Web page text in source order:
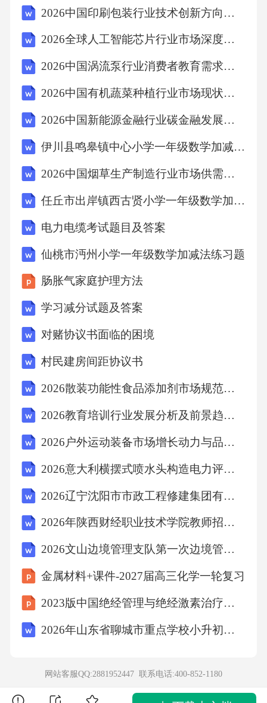
及生命支持设备手动操作，确保无缝衔接供
电。突发停电应急测试模拟持械人员闯入门
组实施患者隐蔽引导（锁闭诊室、关闭灯
光），强化多角色协同处置能力。防暴恐实战
对抗实战模拟演练01020304逃生避险技能训练
高层疏散逃生针对住院楼高层病房，训练消防
梯间使用及担架患者垂直转移技巧（软担架滑
降），避免踩踏和烟气中毒。地震避险动作固
化通过反复练习“伏地、遮挡、手抓牢”标准动
作，结合病床下躲避、仪器固定（轮刹锁定）
及术后患者保护（枕头护头），形成肌肉记
忆。危化品泄漏避险演练乙醇、甲醛泄漏时的
紧急撤离路线（逆风向上风向转移）、简易防
护（湿布覆盖口鼻）及污染区隔离（警示带设
4隐患排查方法与标准智能化监测技术部署物联
网传感器实时监测医用气体压力、配电室温度
湿度等关键参数，结合AI视频分析系统识别违
规操作行为（如未佩戴防护装备进入放射
区），实现风险动态预警。标准化评估工具运
用PDCA循环设计隐患排查清单，涵盖院感控制
（手卫生依从率）、医疗废物分类（锐器盒使
用规范）等28类医疗专属指标，确保检查项目
自查、专项检查、院级督查组成的三级巡查体
系，采用《医疗机构消防安全管理指南》和JCI
评审标准作为技术依据，重点核查消防通道畅
通性、危化品存储规范性及特种设备维保记
2026中国印刷包装行业技术创新方向及市场潜力评估报告
2026全球人工智能芯片行业市场深度调研及发展趋势与投资价值评估研究报告
2026中国涡流泵行业消费者教育需求与传播策略报告
2026中国有机蔬菜种植行业市场现状供需分析及投资评估规划分析研究报告
2026中国新能源金融行业碳金融发展现状与投资方向研究报告
伊川县鸣皋镇中心小学一年级数学加减法练习题
2026中国烟草生产制造行业市场供需分析及投资评估规划分析研究报告
任丘市出岸镇西古贤小学一年级数学加减法练习题
电力电缆考试题目及答案
仙桃市沔州小学一年级数学加减法练习题
肠胀气家庭护理方法
学习减分试题及答案
对赌协议书面临的困境
村民建房间距协议书
2026散装功能性食品添加剂市场规范报告
2026教育培训行业发展分析及前景趋势与投融资机会研究报告
2026户外运动装备市场增长动力与品牌竞争格局研究报告
2026意大利横摆式喷水头构造电力评估推介分析研究报告
2026辽宁沈阳市市政工程修建集团有限公司招聘7人笔试模拟试题及答案详解
2026年陕西财经职业技术学院教师招聘（39人）笔试备考题库及答案详解
2026文山边境管理支队第一次边境管控专职辅警招聘（120人）考试备考题库及答案详解
金属材料+课件-2027届高三化学一轮复习
2023版中国绝经管理与绝经激素治疗指南解读课件
2026年山东省聊城市重点学校小升初入学分班考试语文考试试题及答案
网站客服QQ:2881952447 联系电话:400-852-1180